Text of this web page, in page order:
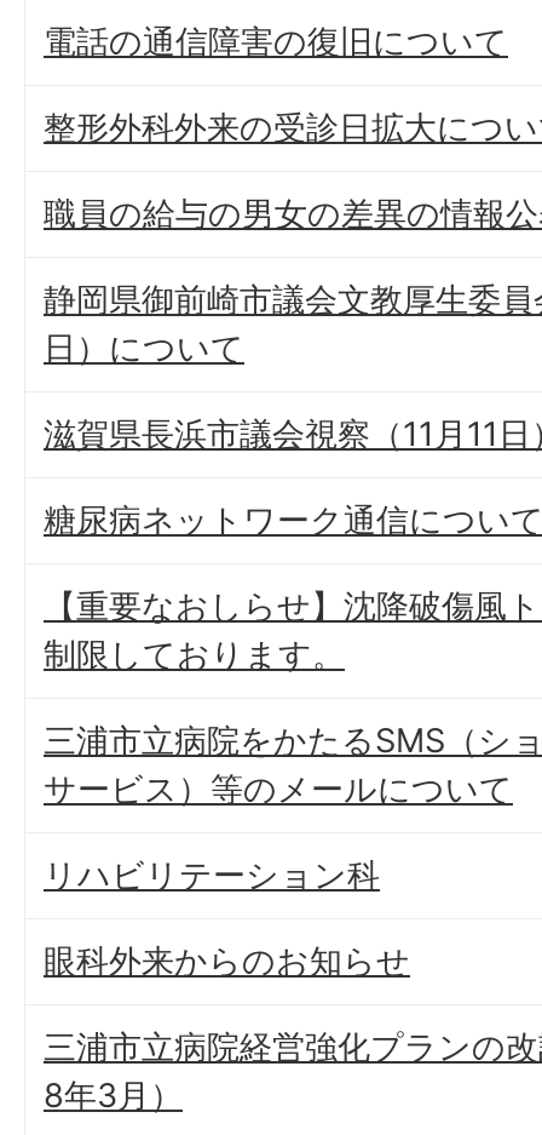
電話の通信障害の復旧について
整形外科外来の受診日拡大につ
職員の給与の男女の差異の情報
静岡県御前崎市議会文教厚生委
日）について
滋賀県長浜市議会視察（11月11
糖尿病ネットワーク通信につい
【重要なおしらせ】沈降破傷風
制限しております。
三浦市立病院をかたるSMS（シ
サービス）等のメールについて
リハビリテーション科
眼科外来からのお知らせ
三浦市立病院経営強化プランの
8年3月）